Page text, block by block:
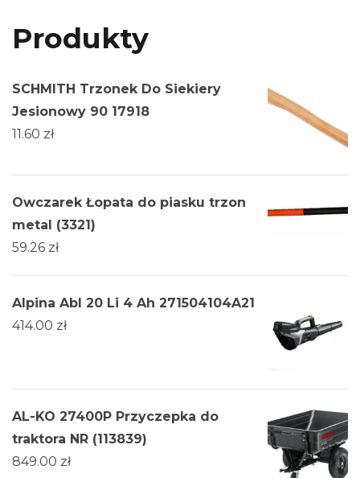
Produkty
SCHMITH Trzonek Do Siekiery
Jesionowy 90 17918
11.60 zł
Owczarek Łopata do piasku trzon
metal (3321)
59.26 zł
Alpina Abl 20 Li 4 Ah 271504104A21
414.00 zł
AL-KO 27400P Przyczepka do
traktora NR (113839)
849.00 zł